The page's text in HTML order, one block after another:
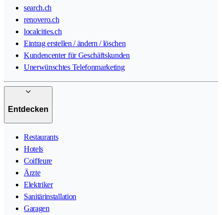
search.ch
renovero.ch
localcities.ch
Eintrag erstellen / ändern / löschen
Kundencenter für Geschäftskunden
Unerwünschtes Telefonmarketing
Entdecken
Restaurants
Hotels
Coiffeure
Ärzte
Elektriker
Sanitärinstallation
Garagen